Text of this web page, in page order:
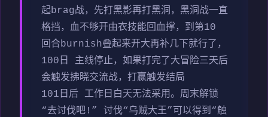
起brag战，先打黑影再打黑洞，黑洞战一直
格挡，血不够开由衣技能回血撑，到第10
回合burnish叠起来开大再补几下就行了，
100日 主线停止，如果打完了大冒险三天后
会触发拂晓交流战，打赢触发结局
101日后 工作日白天无法采用。周末解锁
“去讨伐吧!” 讨伐“乌贼大王”可以得到“触